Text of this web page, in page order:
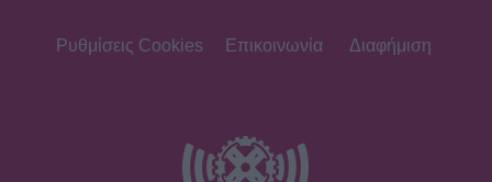
Ρυθμίσεις Cookies Επικοινωνία Διαφήμιση